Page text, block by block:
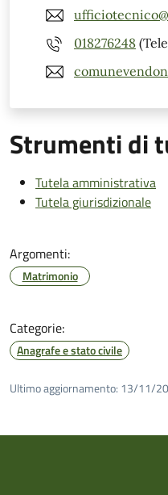
018276248
Strumenti di
Tutela amministrativa
Tutela giurisdizionale
Argomenti:
Matrimonio
Categorie:
Anagrafe e stato civile
Ultimo aggiornamento: 13/11/